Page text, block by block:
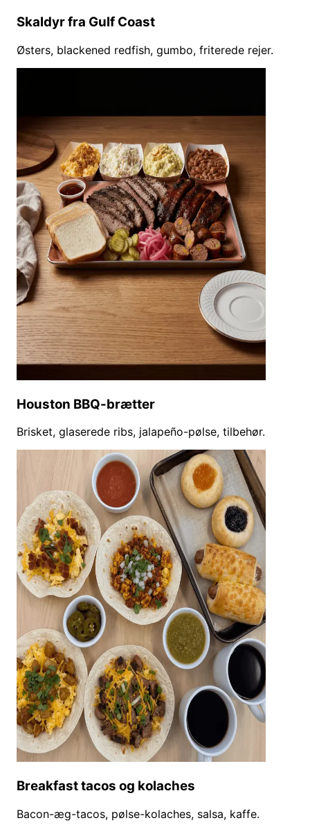
Skaldyr fra Gulf Coast
Østers, blackened redfish, gumbo, friterede rejer.
Houston BBQ-brætter
Brisket, glaserede ribs, jalapeño-pølse, tilbehør.
Breakfast tacos og kolaches
Bacon-æg-tacos, pølse-kolaches, salsa, kaffe.